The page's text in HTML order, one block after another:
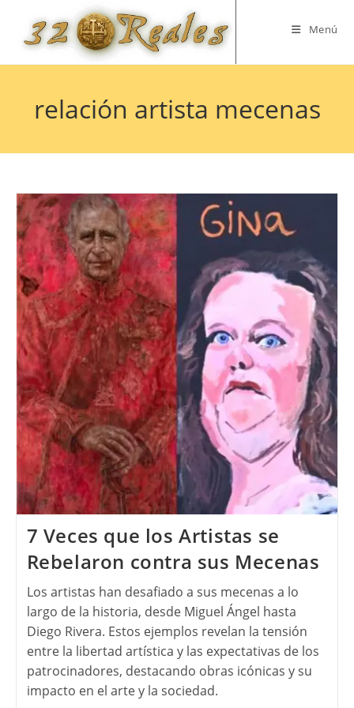
contenido
Menú
relación artista mecenas
7 Veces que los Artistas se
Rebelaron contra sus Mecenas
Los artistas han desafiado a sus mecenas a lo
largo de la historia, desde Miguel Ángel hasta
Diego Rivera. Estos ejemplos revelan la tensión
entre la libertad artística y las expectativas de los
patrocinadores, destacando obras icónicas y su
impacto en el arte y la sociedad.